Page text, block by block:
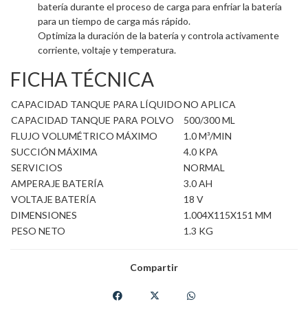
batería durante el proceso de carga para enfriar la batería
para un tiempo de carga más rápido.
Optimiza la duración de la batería y controla activamente
corriente, voltaje y temperatura.
FICHA TÉCNICA
CAPACIDAD TANQUE PARA LÍQUIDONO APLICA
CAPACIDAD TANQUE PARA POLVO
500/300 ML
FLUJO VOLUMÉTRICO MÁXIMO
1.0 M³/MIN
SUCCIÓN MÁXIMA
4.0 KPA
SERVICIOS
NORMAL
AMPERAJE BATERÍA
3.0 AH
VOLTAJE BATERÍA
18 V
DIMENSIONES
1.004X115X151 MM
PESO NETO
1.3 KG
Compartir